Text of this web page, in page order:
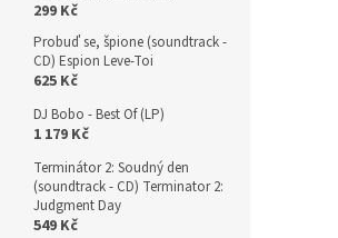
299 Kč
Probuď se, špione (soundtrack -
CD) Espion Leve-Toi
625 Kč
DJ Bobo - Best Of (LP)
1 179 Kč
Terminátor 2: Soudný den
(soundtrack - CD) Terminator 2:
Judgment Day
549 Kč